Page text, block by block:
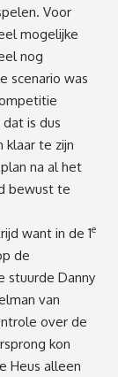
Voor
mogelijke
nog
scenario was
dat is dus
klaar te zijn
na al het
bewust te
want in de 1e
de
stuurde Danny
van
over de
kon
Heus alleen